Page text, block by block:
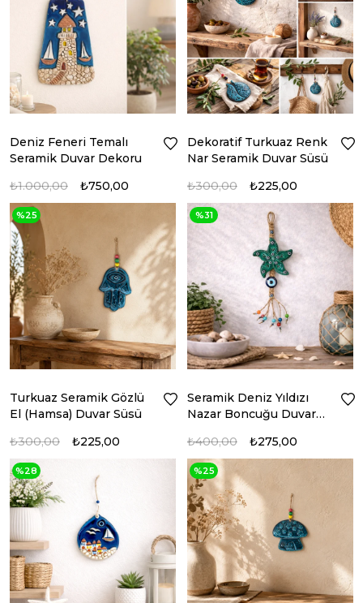
Deniz Feneri Temalı
Seramik Duvar Dekoru
₺750,00
₺1.000,00
Dekoratif Turkuaz Renk
Nar Seramik Duvar Süsü
₺225,00
₺300,00
Turkuaz Seramik Gözlü
El (Hamsa) Duvar Süsü
₺225,00
₺300,00
%25
Seramik Deniz Yıldızı
Nazar Boncuğu Duvar
₺275,00
₺400,00
%31
%28 %25